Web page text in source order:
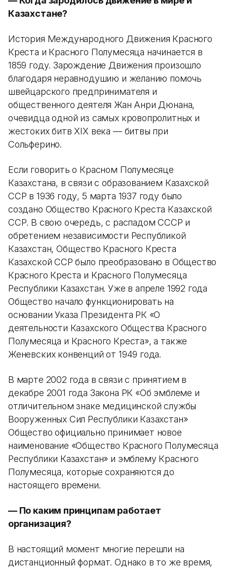
Казахстане?
История Международного Движения Красного
Креста и Красного Полумесяца начинается в
1859 году. Зарождение Движения произошло
благодаря неравнодушию и желанию помочь
швейцарского предпринимателя и
общественного деятеля Жан Анри Дюнана,
очевидца одной из самых кровопролитных и
жестоких битв XIX века — битвы при
Сольферино.
Если говорить о Красном Полумесяце
Казахстана, в связи с образованием Казахской
ССР в 1936 году, 5 марта 1937 году было
создано Общество Красного Креста Казахской
ССР. В свою очередь, с распадом СССР и
обретением независимости Республикой
Казахстан, Общество Красного Креста
Казахской ССР было преобразовано в Общество
Красного Креста и Красного Полумесяца
Республики Казахстан. Уже в апреле 1992 года
Общество начало функционировать на
основании Указа Президента РК «О
деятельности Казахского Общества Красного
Полумесяца и Красного Креста», а также
Женевских конвенций от 1949 года.
В марте 2002 года в связи с принятием в
декабре 2001 года Закона РК «Об эмблеме и
отличительном знаке медицинской службы
Вооруженных Сил Республики Казахстан»
Общество официально принимает новое
наименование «Общество Красного Полумесяца
Республики Казахстан» и эмблему Красного
Полумесяца, которые сохраняются до
настоящего времени.
— По каким принципам работает
организация?
В настоящий момент многие перешли на
дистанционный формат. Однако в то же время,